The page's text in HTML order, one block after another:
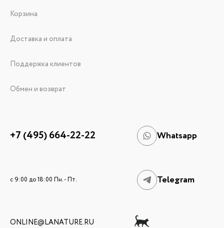
Корзина
Доставка и оплата
Поддержка клиентов
Обмен и возврат
+7 (495) 664-22-22 Whatsapp
c 9:00 до 18:00 Пн. - Пт. Telegram
ONLINE@LANATURE.RU